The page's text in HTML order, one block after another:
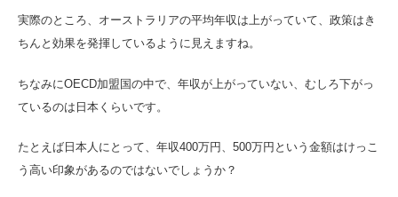
実際のところ、オーストラリアの平均年収は上がっていて、政策はき
ちんと効果を発揮しているように見えますね。
ちなみにOECD加盟国の中で、年収が上がっていない、むしろ下がっ
ているのは日本くらいです。
たとえば日本人にとって、年収400万円、500万円という金額はけっこ
う高い印象があるのではないでしょうか？